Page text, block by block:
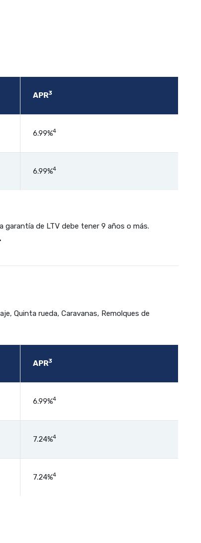
APR3
6.99%4
6.99%4
garantía de LTV debe tener 9 años o más.
Quinta rueda, Caravanas, Remolques de
APR3
6.99%4
7.24%4
7.24%4